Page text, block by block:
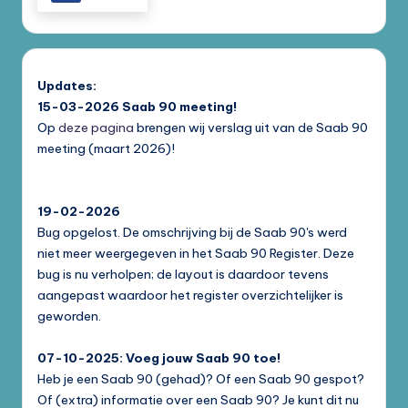
Updates:
15-03-2026 Saab 90 meeting!
Op deze pagina brengen wij verslag uit van de Saab 90
meeting (maart 2026)!
19-02-2026
Bug opgelost. De omschrijving bij de Saab 90's werd
niet meer weergegeven in het Saab 90 Register. Deze
bug is nu verholpen; de layout is daardoor tevens
aangepast waardoor het register overzichtelijker is
geworden.
07-10-2025: Voeg jouw Saab 90 toe!
Heb je een Saab 90 (gehad)? Of een Saab 90 gespot?
Of (extra) informatie over een Saab 90? Je kunt dit nu